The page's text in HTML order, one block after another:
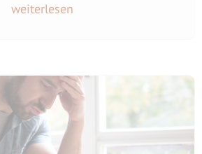
weiterlesen